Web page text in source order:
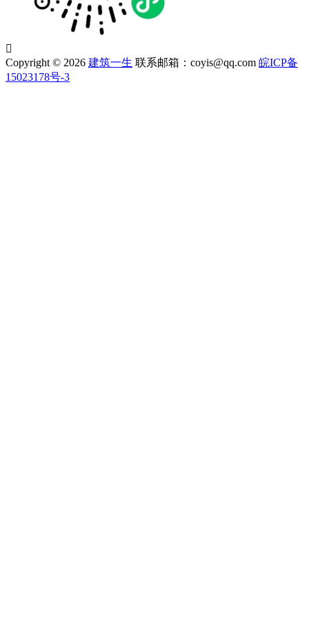

Copyright © 2026 建筑一生 联系邮箱：coyis@qq.com 皖ICP备
15023178号-3